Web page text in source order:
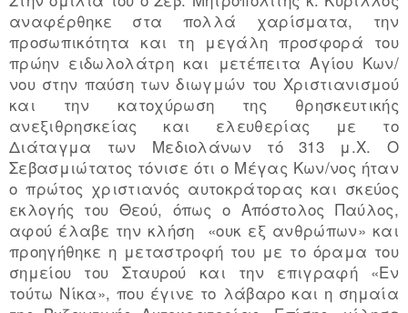
αναφέρθηκε στα πολλά χαρίσματα, την
προσωπικότητα και τη μεγάλη προσφορά του
πρώην ειδωλολάτρη και μετέπειτα Αγίου Κων/
νου στην παύση των διωγμών του Χριστιανισμού
και την κατοχύρωση της θρησκευτικής
ανεξιθρησκείας και ελευθερίας με το
Διάταγμα των Μεδιολάνων τό 313 μ.Χ. Ο
Σεβασμιώτατος τόνισε ότι ο Μέγας Κων/νος ήταν
ο πρώτος χριστιανός αυτοκράτορας και σκεύος
εκλογής του Θεού, όπως ο Απόστολος Παύλος,
αφού έλαβε την κλήση «ουκ εξ ανθρώπων» και
προηγήθηκε η μεταστροφή του με το όραμα του
σημείου του Σταυρού και την επιγραφή «Εν
τούτω Νίκα», που έγινε το λάβαρο και η σημαία